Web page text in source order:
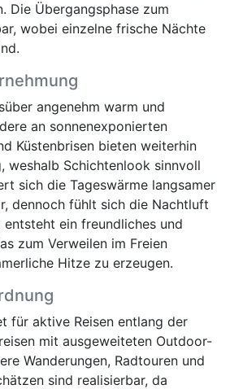
Die Übergangsphase zum
wobei einzelne frische Nächte
angenehm warm und
an sonnenexponierten
Küstenbrisen bieten weiterhin
weshalb Schichtenlook sinnvoll
sich die Tageswärme langsamer
dennoch fühlt sich die Nachtluft
ein freundliches und
zum Verweilen im Freien
Hitze zu erzeugen.
für aktive Reisen entlang der
mit ausgeweiteten Outdoor-
Wanderungen, Radtouren und
sind realisierbar, da